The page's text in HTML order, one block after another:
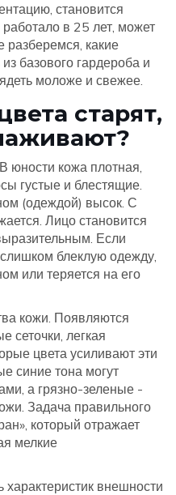
становится
в 25 лет, может
разберемся, какие
базового гардероба и
моложе и свежее.
старят,
юности кожа плотная,
густые и блестящие.
(одеждой) высок. С
Лицо становится
Если
блеклую одежду,
или теряется на его
кожи. Появляются
сеточки, легкая
цвета усиливают эти
синие тона могут
а грязно-зеленые -
Задача правильного
который отражает
мелкие
характеристик внешности